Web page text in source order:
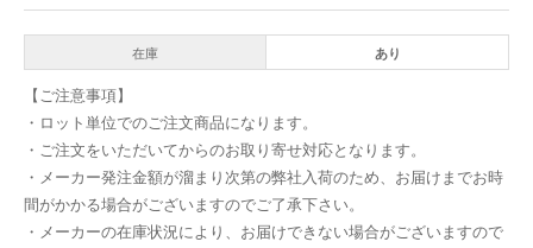
在庫 あり
【ご注意事項】
・ロット単位でのご注文商品になります。
・ご注文をいただいてからのお取り寄せ対応となります。
・メーカー発注金額が溜まり次第の弊社入荷のため、お届けまでお時
間がかかる場合がございますのでご了承下さい。
・メーカーの在庫状況により、お届けできない場合がございますので